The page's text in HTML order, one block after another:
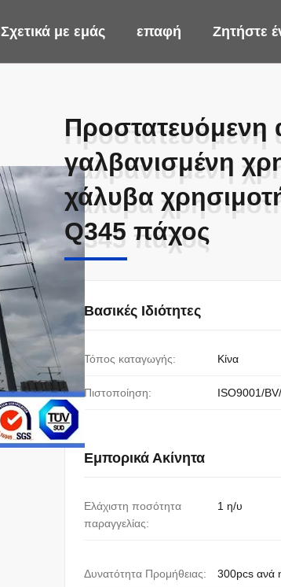
Σχετικά με εμάς επαφή Ζητήστε
γαλβανισμένη
χάλυβα
Q345 πάχος
γαλβανισμένη
χάλυβα
Q345 πάχος
Βασικές Ιδιότητες
Τόπος καταγωγής: Κίνα
Πιστοποίηση: ISO9001/BV/
Εμπορικά Ακίνητα
Ελάχιστη ποσότητα
παραγγελίας:
1 η/υ
Δυνατότητα Προμήθειας: 300pcs ανά